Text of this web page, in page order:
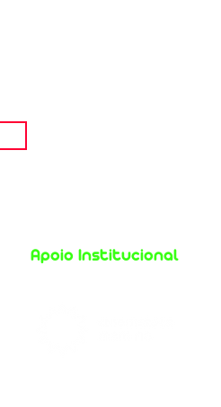
Apoio Institucional